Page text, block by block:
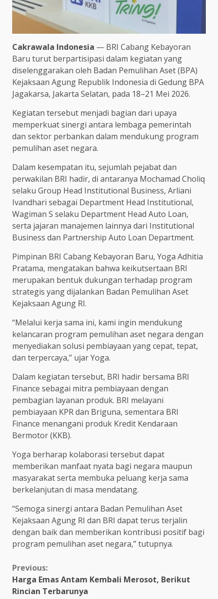
Cakrawala Indonesia — BRI Cabang Kebayoran
Baru turut berpartisipasi dalam kegiatan yang
diselenggarakan oleh Badan Pemulihan Aset (BPA)
Kejaksaan Agung Republik Indonesia di Gedung BPA
Jagakarsa, Jakarta Selatan, pada 18–21 Mei 2026.
Kegiatan tersebut menjadi bagian dari upaya
memperkuat sinergi antara lembaga pemerintah
dan sektor perbankan dalam mendukung program
pemulihan aset negara.
Dalam kesempatan itu, sejumlah pejabat dan
perwakilan BRI hadir, di antaranya Mochamad Choliq
selaku Group Head Institutional Business, Arliani
Ivandhari sebagai Department Head Institutional,
Wagiman S selaku Department Head Auto Loan,
serta jajaran manajemen lainnya dari Institutional
Business dan Partnership Auto Loan Department.
Pimpinan BRI Cabang Kebayoran Baru, Yoga Adhitia
Pratama, mengatakan bahwa keikutsertaan BRI
merupakan bentuk dukungan terhadap program
strategis yang dijalankan Badan Pemulihan Aset
Kejaksaan Agung RI.
“Melalui kerja sama ini, kami ingin mendukung
kelancaran program pemulihan aset negara dengan
menyediakan solusi pembiayaan yang cepat, tepat,
dan terpercaya,” ujar Yoga.
Dalam kegiatan tersebut, BRI hadir bersama BRI
Finance sebagai mitra pembiayaan dengan
pembagian layanan produk. BRI melayani
pembiayaan KPR dan Briguna, sementara BRI
Finance menangani produk Kredit Kendaraan
Bermotor (KKB).
Yoga berharap kolaborasi tersebut dapat
memberikan manfaat nyata bagi negara maupun
masyarakat serta membuka peluang kerja sama
berkelanjutan di masa mendatang.
“Semoga sinergi antara Badan Pemulihan Aset
Kejaksaan Agung RI dan BRI dapat terus terjalin
dengan baik dan memberikan kontribusi positif bagi
program pemulihan aset negara,” tutupnya.
Continue
Reading
Previous:
Harga Emas Antam Kembali Merosot, Berikut
Rincian Terbarunya